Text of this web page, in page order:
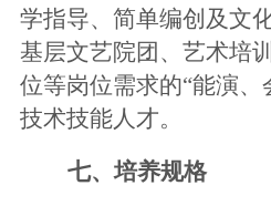
学指导、简单编创及文
基层文艺院团、艺术培
位等岗位需求的“能演、
技术技能人才。
七、培养规格